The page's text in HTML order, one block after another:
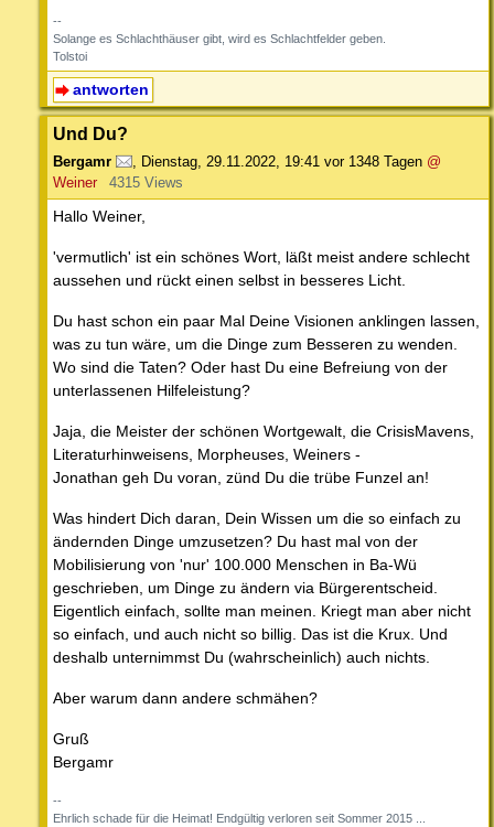
--
Solange es Schlachthäuser gibt, wird es Schlachtfelder geben.
Tolstoi
antworten
Und Du?
Bergamr , Dienstag, 29.11.2022, 19:41 vor 1348 Tagen @
Weiner
4315 Views
Hallo Weiner,
'vermutlich' ist ein schönes Wort, läßt meist andere schlecht
aussehen und rückt einen selbst in besseres Licht.
Du hast schon ein paar Mal Deine Visionen anklingen lassen,
was zu tun wäre, um die Dinge zum Besseren zu wenden.
Wo sind die Taten? Oder hast Du eine Befreiung von der
unterlassenen Hilfeleistung?
Jaja, die Meister der schönen Wortgewalt, die CrisisMavens,
Literaturhinweisens, Morpheuses, Weiners -
Jonathan geh Du voran, zünd Du die trübe Funzel an!
Was hindert Dich daran, Dein Wissen um die so einfach zu
ändernden Dinge umzusetzen? Du hast mal von der
Mobilisierung von 'nur' 100.000 Menschen in Ba-Wü
geschrieben, um Dinge zu ändern via Bürgerentscheid.
Eigentlich einfach, sollte man meinen. Kriegt man aber nicht
so einfach, und auch nicht so billig. Das ist die Krux. Und
deshalb unternimmst Du (wahrscheinlich) auch nichts.
Aber warum dann andere schmähen?
Gruß
Bergamr
--
Ehrlich schade für die Heimat! Endgültig verloren seit Sommer 2015 ...